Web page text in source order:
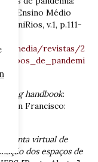
de Ensino Médio
UniRios, v.1, p.111-
media/revistas/2
handbook:
San Francisco:
virtual de
dos espaços de